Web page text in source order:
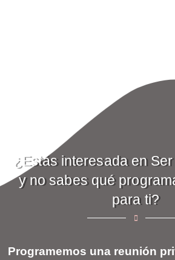
¿Estás interesada en
y no sabes qué
para ti?
Programemos una reunión